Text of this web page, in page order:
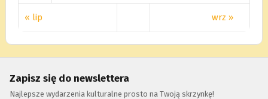
« lip wrz »
Zapisz się do newslettera
Najlepsze wydarzenia kulturalne prosto na Twoją skrzynkę!